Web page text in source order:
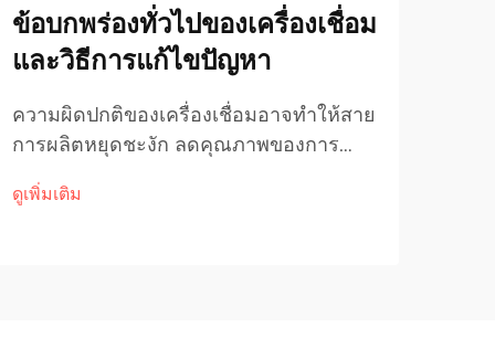
ข้อบกพร่องทั่วไปของเครื่องเชื่อม
และวิธีการแก้ไขปัญหา
ความผิดปกติของเครื่องเชื่อมอาจทำให้สาย
การผลิตหยุดชะงัก ลดคุณภาพของการ
ต่อค่าใช้จ่ายสูงในกระบวนการผลิต
ดูเพิ่มเติม